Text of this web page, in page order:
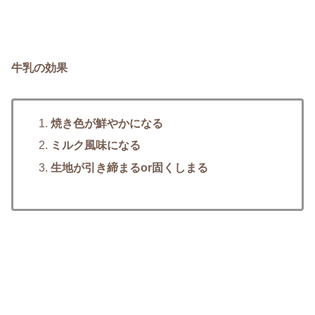
牛乳の効果
焼き色が鮮やかになる
ミルク風味になる
生地が引き締まるor固くしまる